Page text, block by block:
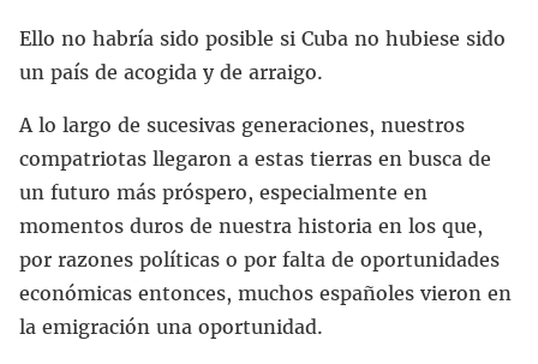
Ello no habría sido posible si Cuba no hubiese sido
un país de acogida y de arraigo.
A lo largo de sucesivas generaciones, nuestros
compatriotas llegaron a estas tierras en busca de
un futuro más próspero, especialmente en
momentos duros de nuestra historia en los que,
por razones políticas o por falta de oportunidades
económicas entonces, muchos españoles vieron en
la emigración una oportunidad.